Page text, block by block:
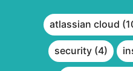
atlassian cloud
security (4)